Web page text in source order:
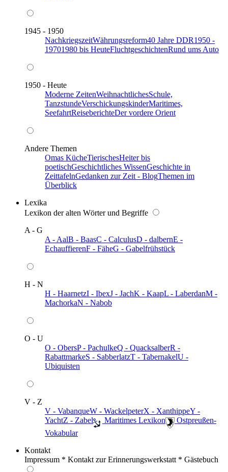
1945 - 1950
NachkriegszeitWährungsreform40 Jahre DDR1950 -
19701980 bis HeuteFluchtgeschichtenRund ums Auto
1950 - Heute
Moderne ZeitenWeihnachtlichesSchule,
TanzstundeVerschickungskinderMaritimes,
SeefahrtReiseberichteDer vordere Orient
Andere Themen
Omas KücheTierischesHeiter bis
poetischGeschichtliches WissenGeschichte in
ZeittafelnGedanken zur Zeit - BlogThemen im
Überblick
Lexika
Lexikon der alten Wörter und Begriffe
A - G
A - AalB - BaasC - CalculusD - dalbernE -
EchauffierenF - FäheG - Gabelfrühstück
H - N
H - HaarnetzI - IbexJ - JachK - KaapL - LaberdanM -
MachorkaN - Nabob
O - U
O - ObersP - PachulkeQ - QuacksalberR -
RabattmarkeS - SabberlatzT - TabernakelU -
Ubiquisten
V - Z
V - VabanqueW - WackelpeterX - XanthippeY -
YachtZ - Zabel ️ Maritimes Lexikon
️ Ostpreußen-
Vokabular
Kontakt
Impressum * Kontakt zur Erinnerungswerkstatt * Gästebuch